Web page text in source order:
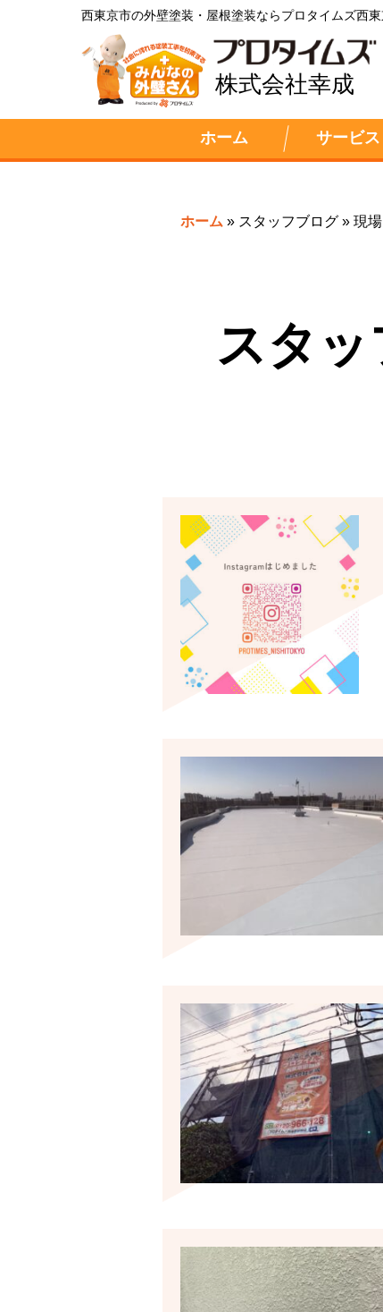
西東京市の外壁塗装・屋根塗装ならプロタイムズ西
株式会社幸成
ホーム サービス
ホーム » スタッフブログ » 現場
スタ